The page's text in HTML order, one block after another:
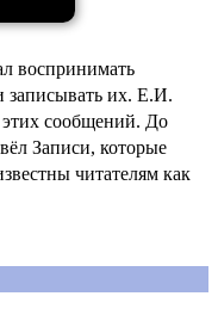
воспринимать
записывать их. Е.И.
сообщений. До
Записи, которые
читателям как